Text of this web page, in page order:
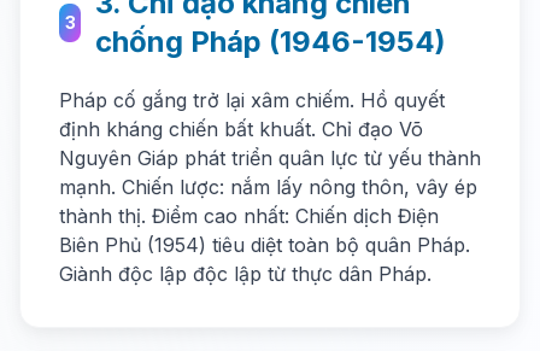
3
chống Pháp (1946-1954)
Pháp cố gắng trở lại xâm chiếm. Hồ quyết
định kháng chiến bất khuất. Chỉ đạo Võ
Nguyên Giáp phát triển quân lực từ yếu thành
mạnh. Chiến lược: nắm lấy nông thôn, vây ép
thành thị. Điểm cao nhất: Chiến dịch Điện
Biên Phủ (1954) tiêu diệt toàn bộ quân Pháp.
Giành độc lập độc lập từ thực dân Pháp.